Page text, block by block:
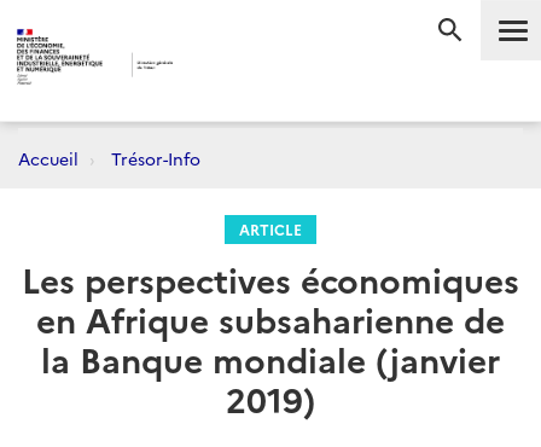
Accueil Trésor-Info
ARTICLE
Les perspectives économiques
en Afrique subsaharienne de
la Banque mondiale (janvier
2019)